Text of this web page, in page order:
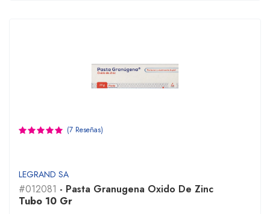
(7 Reseñas)
LEGRAND SA
#012081 - Pasta Granugena Oxido De Zinc
Tubo 10 Gr